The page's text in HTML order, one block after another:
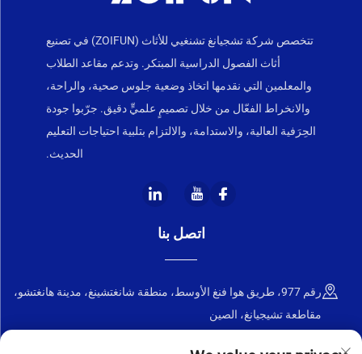
تتخصص شركة تشجيانغ تشنغيي للأثاث (ZOIFUN) في تصنيع
أثاث الفصول الدراسية المبتكر. وتدعم مقاعد الطلاب
والمعلمين التي نقدمها اتخاذ وضعية جلوس صحية، والراحة،
والانخراط الفعّال من خلال تصميمٍ علميٍّ دقيق. جرّبوا جودة
الحِرَفية العالية، والاستدامة، والالتزام بتلبية احتياجات التعليم
الحديث.
اتصل بنا
رقم 977، طريق هوا فنغ الأوسط، منطقة شانغتشينغ، مدينة هانغتشو،
مقاطعة تشيجيانغ، الصين
+86-18668589258